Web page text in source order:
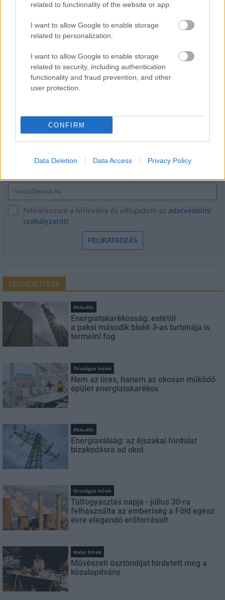
related to functionality of the website or app.
I want to allow Google to enable storage
related to personalization.
I want to allow Google to enable storage
related to security, including authentication
functionality and fraud prevention, and other
user protection.
CONFIRM
Data Deletion Data Access Privacy Policy
Történelmi táj, amelynek minden köve
HÍRLEVÉL
Név
E-mail cím
Feliratkozom a hírlevélre és elfogadom az adatvédelmi
szabályzatot!
FELIRATKOZÁS
LEGNÉZETTEBB
Aktuális
Energiatakarékosság: estétől
a paksi második blokk 3-as turbinája is
termelni fog
Országos hírek
Nem az üres, hanem az okosan működő
épület energiatakarékos
Aktuális
Energiaválság: az éjszakai fordulat
bizakodásra ad okot
Országos hírek
Túlfogyasztás napja - július 30-ra
felhasználta az emberiség a Föld egész
évre elegendő erőforrásait
Helyi hírek
Művészeti ösztöndíjat hirdetett meg a
közalapítvány